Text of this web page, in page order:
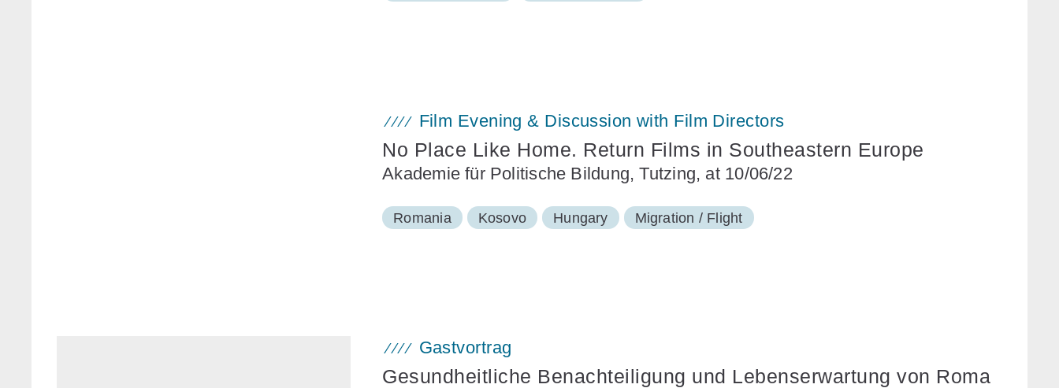
Film Evening & Discussion with Film Directors
No Place Like Home. Return Films in Southeastern Europe
Akademie für Politische Bildung, Tutzing, at 10/06/22
Romania Kosovo Hungary Migration / Flight
Gastvortrag
Gesundheitliche Benachteiligung und Lebenserwartung von Roma